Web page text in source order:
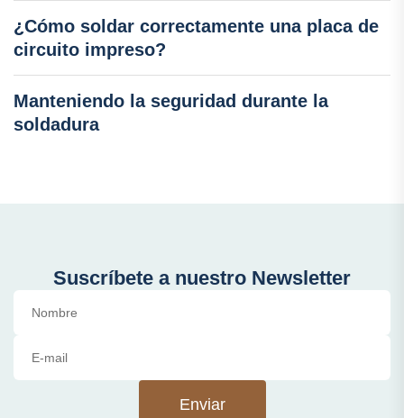
¿Cómo soldar correctamente una placa de
circuito impreso?
Manteniendo la seguridad durante la
soldadura
Suscríbete a nuestro Newsletter
Enviar